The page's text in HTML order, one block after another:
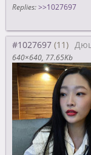
Replies: >>1027697
#1027697
640×640 77.65Kb